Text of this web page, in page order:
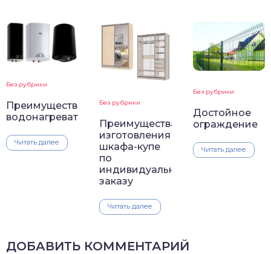
Без рубрики
Преимущества
водонагревателей
Читать далее
Без рубрики
Преимущества
изготовления
шкафа-купе
по
индивидуальному
заказу
Читать далее
Без рубрики
Достойное
ограждение
Читать далее
ДОБАВИТЬ КОММЕНТАРИЙ